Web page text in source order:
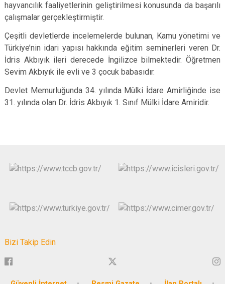
hayvancılık faaliyetlerinin geliştirilmesi konusunda da başarılı
çalışmalar gerçekleştirmiştir.
Çeşitli devletlerde incelemelerde bulunan, Kamu yönetimi ve
Türkiye’nin idari yapısı hakkında eğitim seminerleri veren Dr.
İdris Akbıyık ileri derecede İngilizce bilmektedir. Öğretmen
Sevim Akbıyık ile evli ve 3 çocuk babasıdır.
Devlet Memurluğunda 34. yılında Mülki İdare Amirliğinde ise
31. yılında olan Dr. İdris Akbıyık 1. Sınıf Mülki İdare Amiridir.
Bizi Takip Edin